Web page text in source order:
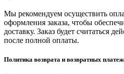
Мы рекомендуем осуществить
оформления заказа, чтобы
доставку. Заказ будет считаться
после полной оплаты.
Политика возврата и возвратных